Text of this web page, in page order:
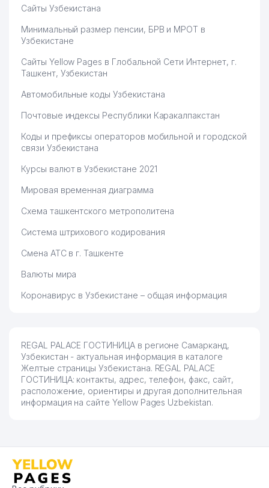
Сайты Узбекистана
Минимальный размер пенсии, БРВ и МРОТ в
Узбекистане
Сайты Yellow Pages в Глобальной Сети Интернет, г.
Ташкент, Узбекистан
Автомобильные коды Узбекистана
Почтовые индексы Республики Каракалпакстан
Коды и префиксы операторов мобильной и городской
связи Узбекистана
Курсы валют в Узбекистане 2021
Мировая временная диаграмма
Схема ташкентского метрополитена
Система штрихового кодирования
Смена АТС в г. Ташкенте
Валюты мира
Коронавирус в Узбекистане – общая информация
REGAL PALACE ГОСТИНИЦА в регионе Самарканд,
Узбекистан - актуальная информация в каталоге
Желтые страницы Узбекистана. REGAL PALACE
ГОСТИНИЦА: контакты, адрес, телефон, факс, сайт,
расположение, ориентиры и другая дополнительная
информация на сайте Yellow Pages Uzbekistan.